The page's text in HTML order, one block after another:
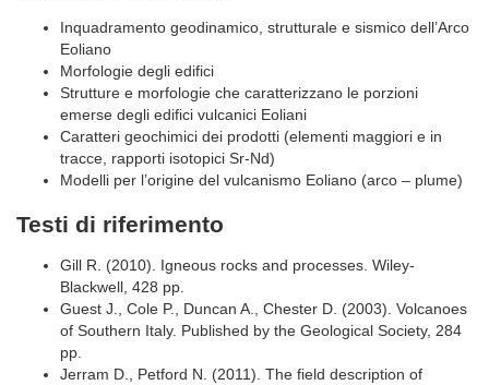
Inquadramento geodinamico, strutturale e sismico dell’Arco
Eoliano
Morfologie degli edifici
Strutture e morfologie che caratterizzano le porzioni
emerse degli edifici vulcanici Eoliani
Caratteri geochimici dei prodotti (elementi maggiori e in
tracce, rapporti isotopici Sr-Nd)
Modelli per l’origine del vulcanismo Eoliano (arco – plume)
Testi di riferimento
Gill R. (2010). Igneous rocks and processes. Wiley-
Blackwell, 428 pp.
Guest J., Cole P., Duncan A., Chester D. (2003). Volcanoes
of Southern Italy. Published by the Geological Society, 284
pp.
Jerram D., Petford N. (2011). The field description of